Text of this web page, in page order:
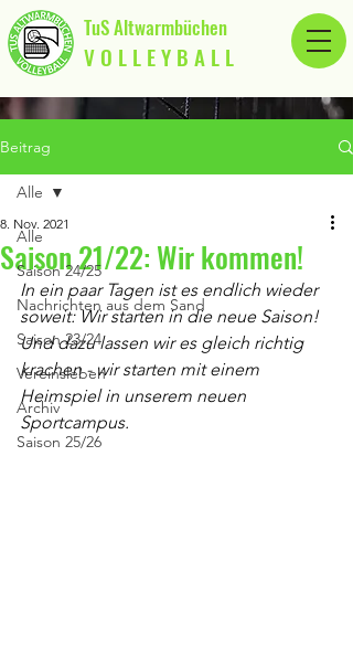
TuS Altwarmbüchen
V O L L E Y B A L L
Beitrag
Alle
Saison 24/25
Nachrichten aus dem Sand
Saison 23/24
Vereinsleben
Archiv
Saison 25/26
Alle
Saison 21/22: Wir kommen!
8. Nov. 2021
In ein paar Tagen ist es endlich wieder
soweit: Wir starten in die neue Saison!
Und dazu lassen wir es gleich richtig
krachen - wir starten mit einem
Heimspiel in unserem neuen
Sportcampus.